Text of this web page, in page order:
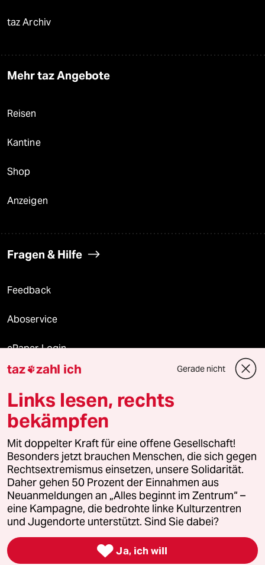
taz Archiv
Mehr taz Angebote
Reisen
Kantine
Shop
Anzeigen
Fragen & Hilfe
Feedback
Aboservice
ePaper Login
Downloads für Abonnierende
© 2026 taz Verlags und Vertriebs GmbH
Alle Rechte vorbehalten. Bei rechtlichen Fragen oder für Genehmigungen
wenden Sie sich bitte an
lizenzen@taz.de
Feedback Redaktionsstatut Kommune-Richtlinien
Leitlinie Informant Datenschutz Impressum AGB
Seitenwende Einwilligungen widerrufen (Ads)
taz zahl ich Gerade nicht
Links lesen, rechts
bekämpfen
Mit doppelter Kraft für eine offene Gesellschaft!
Besonders jetzt brauchen Menschen, die sich gegen
Rechtsextremismus einsetzen, unsere Solidarität.
Daher gehen 50 Prozent der Einnahmen aus
Neuanmeldungen an „Alles beginnt im Zentrum“ –
eine Kampagne, die bedrohte linke Kulturzentren
und Jugendorte unterstützt. Sind Sie dabei?
 Ja, ich will